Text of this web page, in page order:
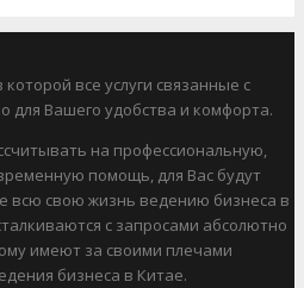
которой все услуги связанные с
Вашего удобства и комфорта.
на профессиональную,
помощь, для Вас будут
всю свою жизнь ведению бизнеса в
с запросами абсолютно
имеют за своими плечами
бизнеса в Китае.